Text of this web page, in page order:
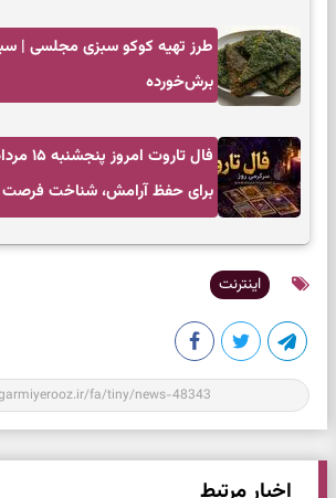
طرز تهیه کوکو سبزی مجلسی |
برش‌خورده
برای حفظ آرامش، شناخت فرصت
اینترنت
اخبار مرتبط